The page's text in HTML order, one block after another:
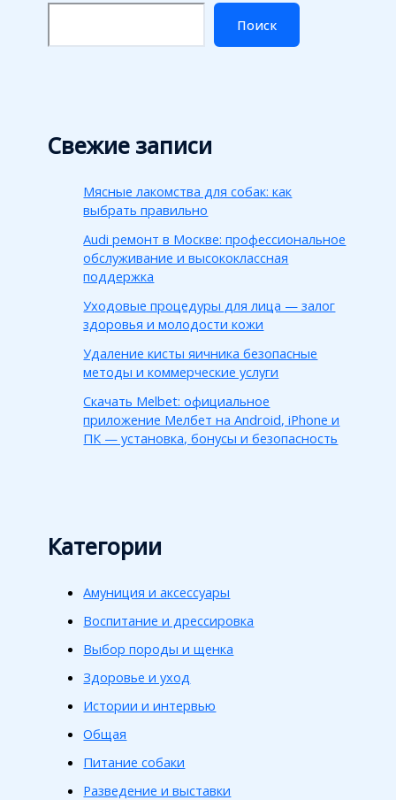
Поиск
Свежие записи
Мясные лакомства для собак: как
выбрать правильно
Audi ремонт в Москве: профессиональное
обслуживание и высококлассная
поддержка
Уходовые процедуры для лица — залог
здоровья и молодости кожи
Удаление кисты яичника безопасные
методы и коммерческие услуги
Скачать Melbet: официальное
приложение Мелбет на Android, iPhone и
ПК — установка, бонусы и безопасность
Категории
Амуниция и аксессуары
Воспитание и дрессировка
Выбор породы и щенка
Здоровье и уход
Истории и интервью
Общая
Питание собаки
Разведение и выставки